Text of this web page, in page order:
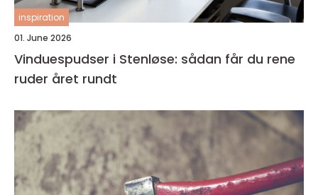
inspiration
01. June 2026
Vinduespudser i Stenløse: sådan får du rene
ruder året rundt